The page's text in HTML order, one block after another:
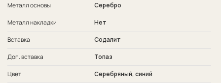
Металл основы Серебро
Металл накладки Нет
Вставка Содалит
Доп. вставка Топаз
Цвет Серебряный, синий
Гарантия
В обслуживание входит чистка и полировка
изделия.